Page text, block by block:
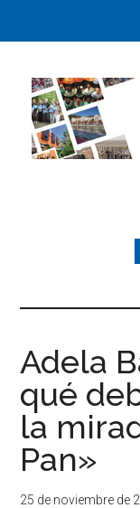
Adela
qué
la
Pan»
25 de noviembre de